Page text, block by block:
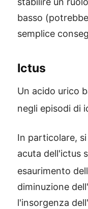
basso
semplice
Ictus
Un acido urico
negli episodi di
In particolare,
acuta dell'ictus
esaurimento
diminuzione
l'insorgenza